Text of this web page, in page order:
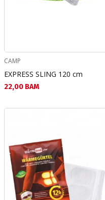
CAMP
EXPRESS SLING 120 cm
Текуща цена:
22,00 BAM